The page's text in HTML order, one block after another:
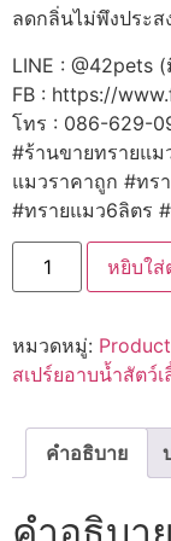
ลดกลิ่นไม่พึงประ
LINE : @42pets
FB : https://
โทร : 086-629-
#ร้านขายทรายแม
แมวราคาถูก #ทร
#ทรายแมว6ลิตร
จำนวน
Shampoo
ยอา
บน้ำ
แห้ง
สัตว์
หยิบใส่
หมวดหมู่: Product
สเปร์ยอาบน้ำสัตว์เ
คำอธิบาย